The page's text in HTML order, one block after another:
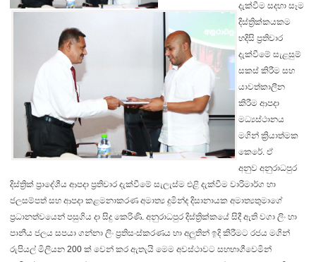
දැක්වීම සදහා සෑම
දිස්ත්‍රික්කයකම
හදිසි ප්‍රතිචාර
දැක්වීමේ සැළසුම්
සකස් කිරීම සහ
යාවත්කාලීන
කිරීම ආපදා
මධ්‍යස්ථානය
මගින් ක්‍රියාත්මක
කෙරේ. ඒ
අනුවඅනුරාධපුර
දිස්ත්‍රික් ප්‍රාදේශීය ආපදා ප්‍රතිචාර දැක්වීමේ සැලැස්ම එළි දැක්වීම වාරිමාර්ග හා
ජලසම්පත් සහ ආපදා කළමනාකරණ අමාත්‍ය දුමින්ද දිසානායක අමාත්‍යතුමාගේ
ප්‍රධානත්වයෙන් පසුගිය දා සිදු කෙරිණි.අනුරාධපුර දිස්ත්‍රික්කයේ සිදී ඇති වගා ලිං හා
පානීය ජලය සපයා ගන්නා ලිං ප්‍රතිසංස්කරණය හා අලුතින් ඉදි කිරීමට රජය මගින්
රුපියල් මිලියන 200 ක් වෙන් කර ඇතැයි මෙම අවස්ථාවට සහභාගීවෙමින්